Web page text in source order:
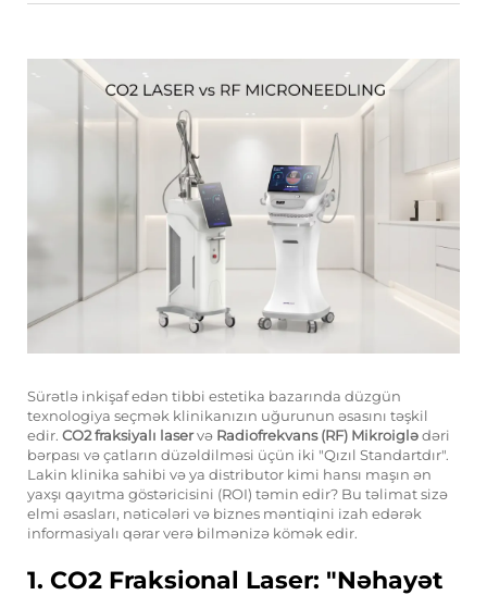
Sürətlə inkişaf edən tibbi estetika bazarında düzgün
texnologiya seçmək klinikanızın uğurunun əsasını təşkil
edir. CO2 fraksiyalı laservə Radiofrekvans (RF) Mikroiglədəri
bərpası və çatların düzəldilməsi üçün iki "Qızıl Standartdır".
Lakin klinika sahibi və ya distributor kimi hansı maşın ən
yaxşı qayıtma göstəricisini (ROI) təmin edir? Bu təlimat sizə
elmi əsasları, nəticələri və biznes məntiqini izah edərək
informasiyalı qərar verə bilmənizə kömək edir.
1. CO2 Fraksional Laser: "Nəhayət